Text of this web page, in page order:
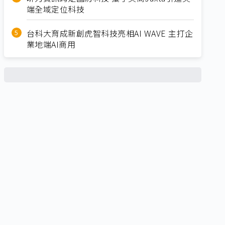
端全域定位科技
台科大育成新創虎智科技亮相AI WAVE 主打企
業地端AI商用